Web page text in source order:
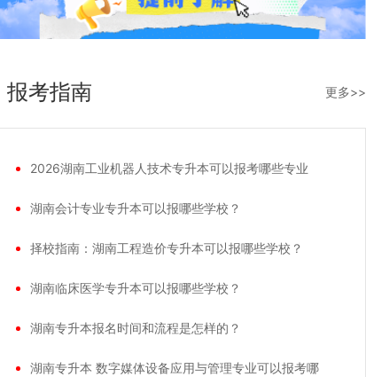
报考指南 更多>>
2026湖南工业机器人技术专升本可以报考哪些专业
湖南会计专业专升本可以报哪些学校？
择校指南：湖南工程造价专升本可以报哪些学校？
湖南临床医学专升本可以报哪些学校？
湖南专升本报名时间和流程是怎样的？
湖南专升本 数字媒体设备应用与管理专业可以报考哪